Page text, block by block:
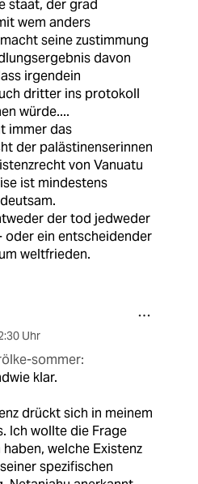
staat, der grad
wem anders
seine zustimmung
davon
irgendein
dritter ins protokoll
würde....
immer das
der palästinenserinnen
von Vanuatu
ist mindestens
der tod jedweder
oder ein entscheidender
weltfrieden.
Uhr
sommer:
klar.
drückt sich in meinem
Ich wollte die Frage
welche Existenz
spezifischen